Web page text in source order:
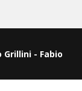
Grillini - Fabio